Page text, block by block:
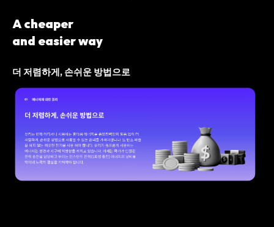
A cheaper
and easier way
더 저렴하게, 손쉬운 방법으로